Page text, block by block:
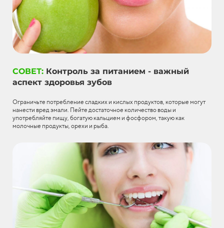
СОВЕТ: Контроль за питанием - важный
аспект здоровья зубов
Ограничьте потребление сладких и кислых продуктов, которые могут
нанести вред эмали. Пейте достаточное количество воды и
употребляйте пищу, богатую кальцием и фосфором, такую как
молочные продукты, орехи и рыба.